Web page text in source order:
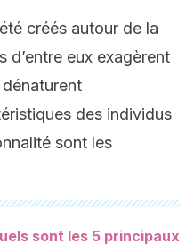
créés autour de la
d’entre eux exagèrent
dénaturent
des individus
sont les
sont les 5 principaux